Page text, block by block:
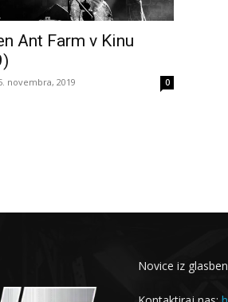
Ant Farm v Kinu
novembra, 2019 0
Novice iz